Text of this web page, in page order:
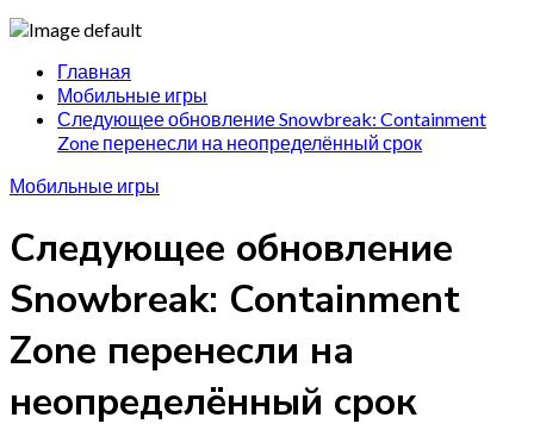
Главная
Мобильные игры
Следующее обновление Snowbreak: Containment
Zone перенесли на неопределённый срок
Мобильные игры
Следующее обновление
Snowbreak: Containment
Zone перенесли на
неопределённый срок